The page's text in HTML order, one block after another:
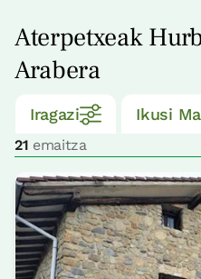
Aterpetxeak
Arabera
Iragazi Ikusi
21 emaitza